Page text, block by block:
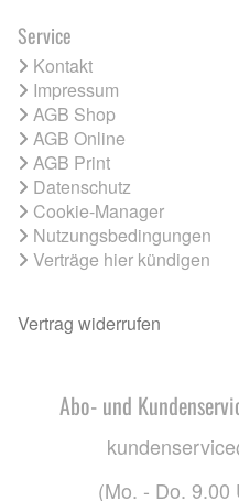
Service
Kontakt
Impressum
AGB Shop
AGB Online
AGB Print
Datenschutz
Cookie-Manager
Nutzungsbedingungen
Verträge hier kündigen
Vertrag widerrufen
Abo- und
(Mo. - Do. 9.00